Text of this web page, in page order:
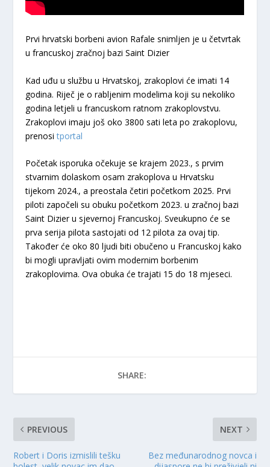
Prvi hrvatski borbeni avion Rafale snimljen je u četvrtak
u francuskoj zračnoj bazi Saint Dizier
Kad uđu u službu u Hrvatskoj, zrakoplovi će imati 14
godina. Riječ je o rabljenim modelima koji su nekoliko
godina letjeli u francuskom ratnom zrakoplovstvu.
Zrakoplovi imaju još oko 3800 sati leta po zrakoplovu,
prenositportal
Početak isporuka očekuje se krajem 2023., s prvim
stvarnim dolaskom osam zrakoplova u Hrvatsku
tijekom 2024., a preostala četiri početkom 2025. Prvi
piloti započeli su obuku početkom 2023. u zračnoj bazi
Saint Dizier u sjevernoj Francuskoj. Sveukupno će se
prva serija pilota sastojati od 12 pilota za ovaj tip.
Također će oko 80 ljudi biti obučeno u Francuskoj kako
bi mogli upravljati ovim modernim borbenim
zrakoplovima. Ova obuka će trajati 15 do 18 mjeseci.
SHARE:
PREVIOUS
Robert i Doris izmislili tešku
NEXT
Bez međunarodnog novca i